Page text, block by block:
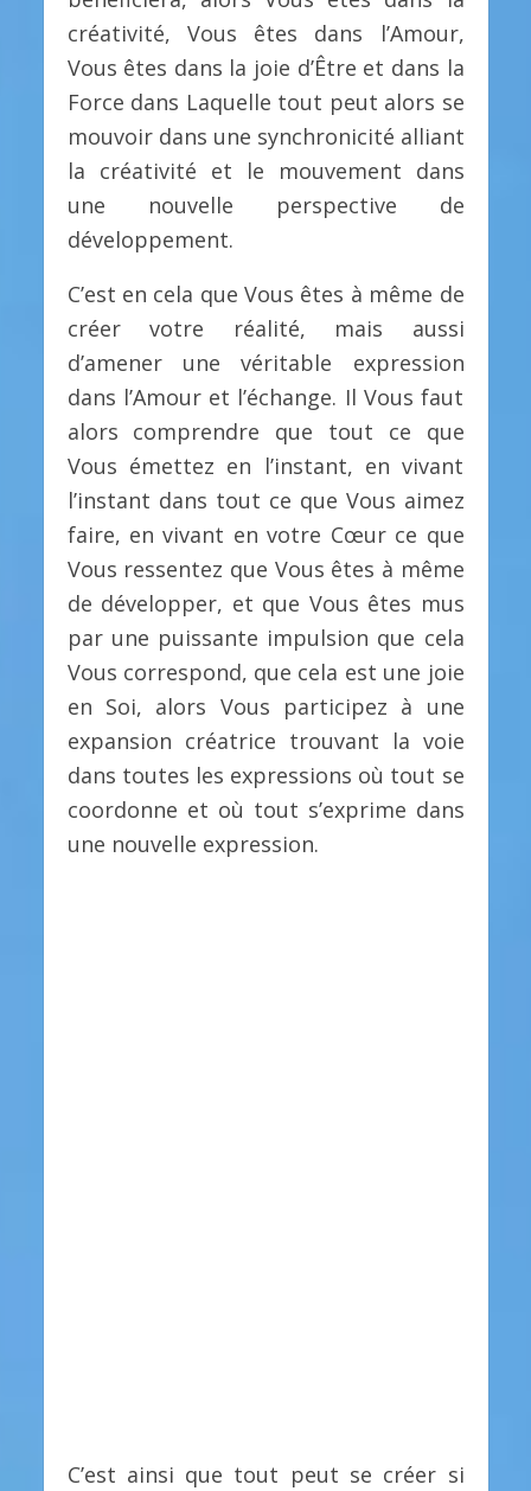
créativité, Vous êtes dans l’Amour,
Vous êtes dans la joie d’Être et dans la
Force dans Laquelle tout peut alors se
mouvoir dans une synchronicité alliant
la créativité et le mouvement dans
une nouvelle perspective de
développement.
C’est en cela que Vous êtes à même de
créer votre réalité, mais aussi
d’amener une véritable expression
dans l’Amour et l’échange. Il Vous faut
alors comprendre que tout ce que
Vous émettez en l’instant, en vivant
l’instant dans tout ce que Vous aimez
faire, en vivant en votre Cœur ce que
Vous ressentez que Vous êtes à même
de développer, et que Vous êtes mus
par une puissante impulsion que cela
Vous correspond, que cela est une joie
en Soi, alors Vous participez à une
expansion créatrice trouvant la voie
dans toutes les expressions où tout se
coordonne et où tout s’exprime dans
une nouvelle expression.
C’est ainsi que tout peut se créer si